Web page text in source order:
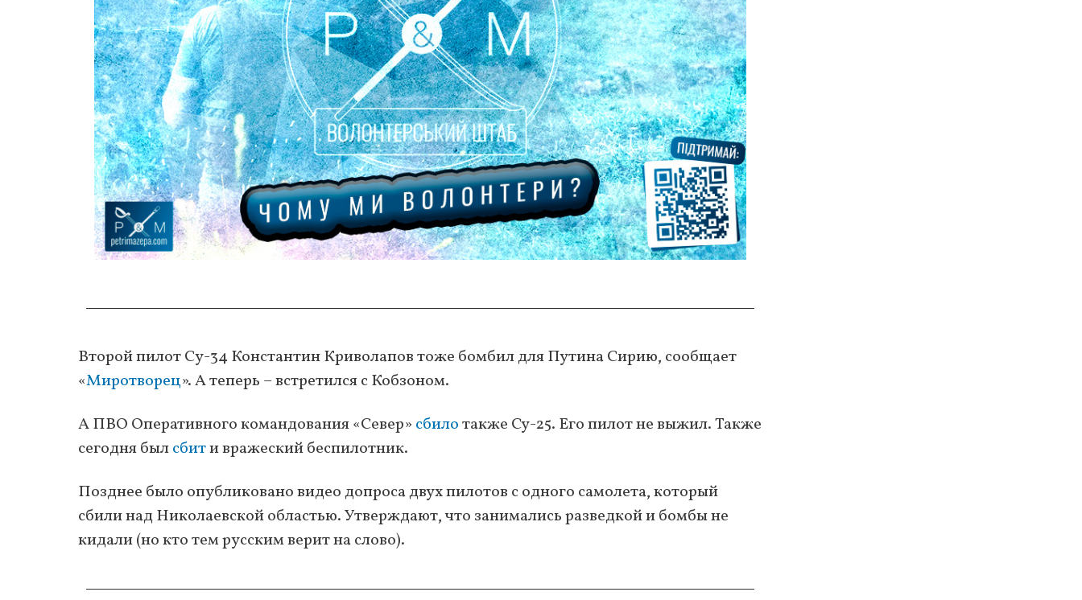
Второй пилот Cу-34 Константин Криволапов тоже бомбил для Путина Сирию, сообщает
«Миротворец». А теперь – встретился с Кобзоном.
А ПВО Оперативного командования «Север» сбилотакже Су-25. Его пилот не выжил. Также
сегодня былсбити вражеский беспилотник.
Позднее было опубликовано видео допроса двух пилотов с одного самолета, который
сбили над Николаевской областью. Утверждают, что занимались разведкой и бомбы не
кидали (но кто тем русским верит на слово).